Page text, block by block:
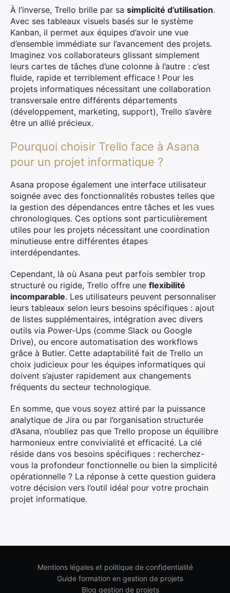
À l’inverse, Trello brille par sa simplicité d’utilisation.
Avec ses tableaux visuels basés sur le système
Kanban, il permet aux équipes d’avoir une vue
d’ensemble immédiate sur l’avancement des projets.
Imaginez vos collaborateurs glissant simplement
leurs cartes de tâches d’une colonne à l’autre : c’est
fluide, rapide et terriblement efficace ! Pour les
projets informatiques nécessitant une collaboration
transversale entre différents départements
(développement, marketing, support), Trello s’avère
être un allié précieux.
Pourquoi choisir Trello face à Asana
pour un projet informatique ?
Asana propose également une interface utilisateur
soignée avec des fonctionnalités robustes telles que
la gestion des dépendances entre tâches et les vues
chronologiques. Ces options sont particulièrement
utiles pour les projets nécessitant une coordination
minutieuse entre différentes étapes
interdépendantes.
Cependant, là où Asana peut parfois sembler trop
structuré ou rigide, Trello offre une flexibilité
incomparable. Les utilisateurs peuvent personnaliser
leurs tableaux selon leurs besoins spécifiques : ajout
de listes supplémentaires, intégration avec divers
outils via Power-Ups (comme Slack ou Google
Drive), ou encore automatisation des workflows
grâce à Butler. Cette adaptabilité fait de Trello un
choix judicieux pour les équipes informatiques qui
doivent s’ajuster rapidement aux changements
fréquents du secteur technologique.
En somme, que vous soyez attiré par la puissance
analytique de Jira ou par l’organisation structurée
d’Asana, n’oubliez pas que Trello propose un équilibre
harmonieux entre convivialité et efficacité. La clé
réside dans vos besoins spécifiques : recherchez-
vous la profondeur fonctionnelle ou bien la simplicité
opérationnelle ? La réponse à cette question guidera
votre décision vers l’outil idéal pour votre prochain
projet informatique.
Mentions légales et politique de confidentialité
Guide formation en gestion de projets
Blog gestion de projets